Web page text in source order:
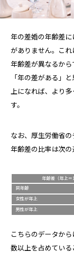
年の差婚の年齢差
がありません。こ
年齢差が異なるか
「年の差がある」
上になれば、より
す。
なお、厚生労働省
年齢差の比率は次の
年齢差（年上＝
同年齢
女性が年上
男性が年上
こちらのデータか
数以上を占めている